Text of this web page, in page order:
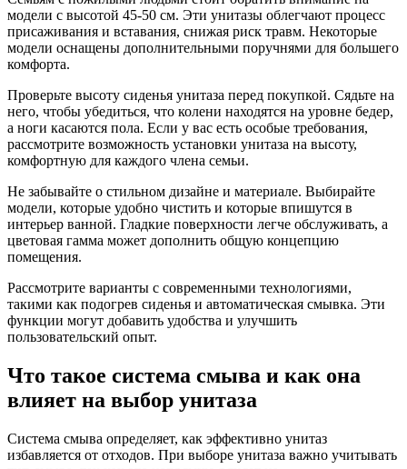
модели с высотой 45-50 см. Эти унитазы облегчают процесс
присаживания и вставания, снижая риск травм. Некоторые
модели оснащены дополнительными поручнями для большего
комфорта.
Проверьте высоту сиденья унитаза перед покупкой. Сядьте на
него, чтобы убедиться, что колени находятся на уровне бедер,
а ноги касаются пола. Если у вас есть особые требования,
рассмотрите возможность установки унитаза на высоту,
комфортную для каждого члена семьи.
Не забывайте о стильном дизайне и материале. Выбирайте
модели, которые удобно чистить и которые впишутся в
интерьер ванной. Гладкие поверхности легче обслуживать, а
цветовая гамма может дополнить общую концепцию
помещения.
Рассмотрите варианты с современными технологиями,
такими как подогрев сиденья и автоматическая смывка. Эти
функции могут добавить удобства и улучшить
пользовательский опыт.
Что такое система смыва и как она
влияет на выбор унитаза
Система смыва определяет, как эффективно унитаз
избавляется от отходов. При выборе унитаза важно учитывать